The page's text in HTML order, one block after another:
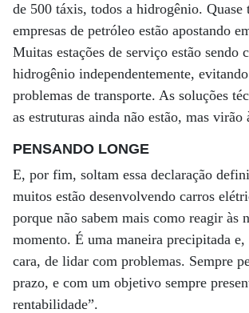
de 500 táxis, todos a hidrogênio. Quase
empresas de petróleo estão apostando
Muitas estações de serviço estão sendo
hidrogênio independentemente,
problemas de transporte. As soluções
as estruturas ainda não estão, mas virão
PENSANDO LONGE
E, por fim, soltam essa declaração
muitos estão desenvolvendo carros
porque não sabem mais como reagir às
momento. É uma maneira precipitada
cara, de lidar com problemas. Sempre
prazo, e com um objetivo sempre
rentabilidade”.